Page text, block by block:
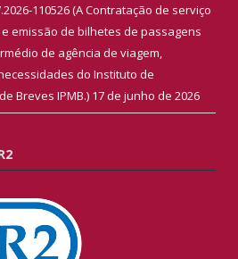
110526 (A Contratação de serviço
emissão de bilhetes de passagens
de agência de viagem,
do Instituto de
Breves IPMB.) 17 de junho de 2026